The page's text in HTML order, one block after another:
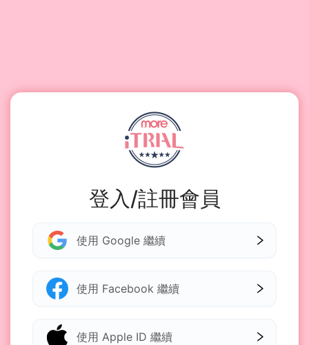
登入/註冊會員
使用 Google 繼續
使用 Facebook 繼續
使用 Apple ID 繼續